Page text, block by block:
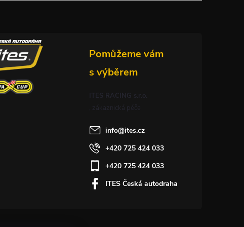
ITES RACING s.r.o.
info@ites.cz
+420 725 424 033
+420 725 424 033
ITES Česká autodraha